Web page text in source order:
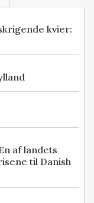
kvier:
af landets
til Danish